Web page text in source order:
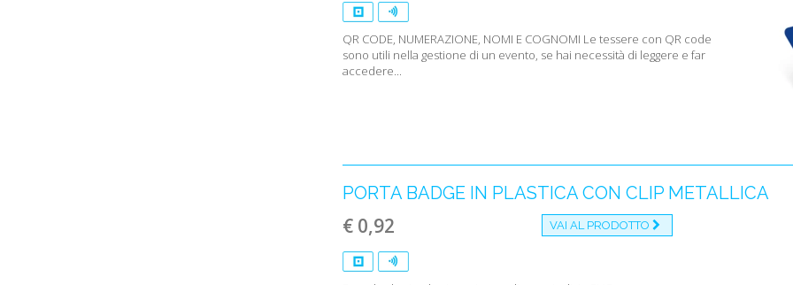
QR CODE, NUMERAZIONE, NOMI E COGNOMI Le tessere con QR code
sono utili nella gestione di un evento, se hai necessità di leggere e far
accedere...
PORTA BADGE IN PLASTICA CON CLIP METALLICA
€ 0,92 VAI AL PRODOTTO